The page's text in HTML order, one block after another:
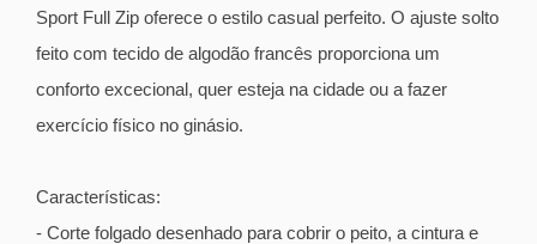
Sport Full Zip oferece o estilo casual perfeito. O ajuste solto
feito com tecido de algodão francês proporciona um
conforto excecional, quer esteja na cidade ou a fazer
exercício físico no ginásio.
Características:
- Corte folgado desenhado para cobrir o peito, a cintura e